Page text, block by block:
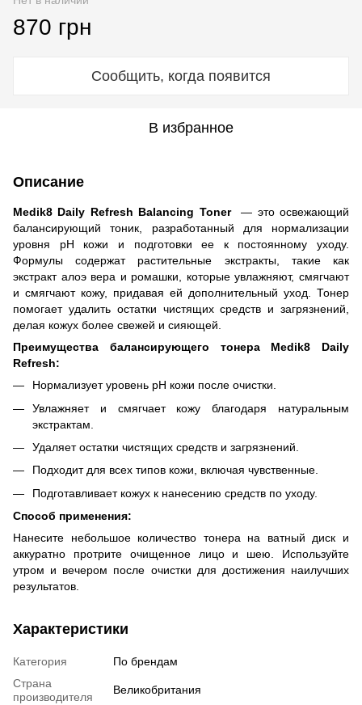
870 грн
Сообщить, когда появится
В избранное
Описание
Medik8 Daily Refresh Balancing Toner— это освежающий
балансирующий тоник, разработанный для нормализации
уровня pH кожи и подготовки ее к постоянному уходу.
Формулы содержат растительные экстракты, такие как
экстракт алоэ вера и ромашки, которые увлажняют, смягчают
и смягчают кожу, придавая ей дополнительный уход. Тонер
помогает удалить остатки чистящих средств и загрязнений,
делая кожух более свежей и сияющей.
Преимущества балансирующего тонера Medik8 Daily
Refresh:
Нормализует уровень pH кожи после очистки.
Увлажняет и смягчает кожу благодаря натуральным
экстрактам.
Удаляет остатки чистящих средств и загрязнений.
Подходит для всех типов кожи, включая чувственные.
Подготавливает кожух к нанесению средств по уходу.
Способ применения:
Нанесите небольшое количество тонера на ватный диск и
аккуратно протрите очищенное лицо и шею. Используйте
утром и вечером после очистки для достижения наилучших
результатов.
Характеристики
Категория
По брендам
Страна
производителя
Великобритания